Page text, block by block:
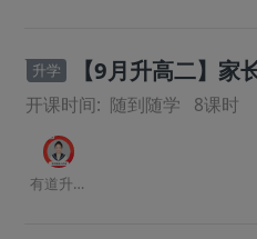
升学 【9月升高二】家
开课时间: 随到随学 8课时
有道升学规划师